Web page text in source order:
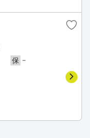
保 －